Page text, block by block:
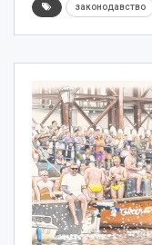
законодавство